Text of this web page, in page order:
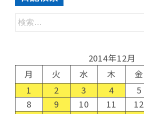
2014年12月
月
火 水 木 金
1
2 3 4 5
8
9 10 11 12